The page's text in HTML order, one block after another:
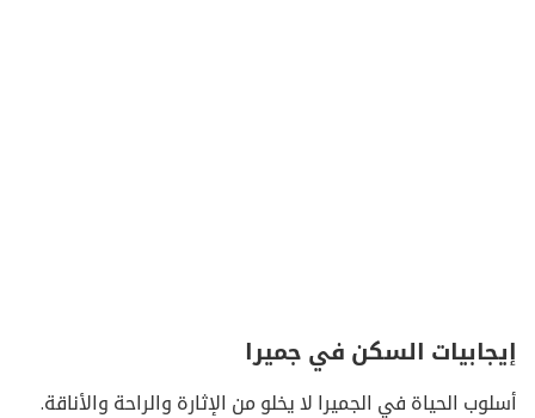
إيجابيات السكن في جميرا
أسلوب الحياة في الجميرا لا يخلو من الإثارة والراحة والأناقة.